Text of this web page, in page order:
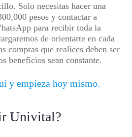
Solo necesitas hacer una
pesos y contactar a
para recibir toda la
de orientarte en cada
compras que realices deben ser
beneficios sean constante.
y empieza hoy mismo.
Univital?